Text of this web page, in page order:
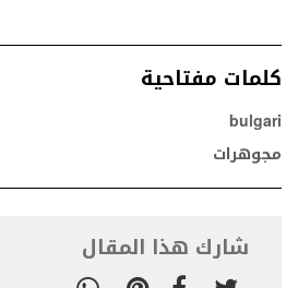
كلمات مفتاحية
bulgari
مجوهرات
شارك هذا المقال